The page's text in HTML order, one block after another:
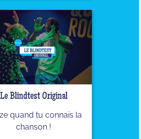
Le Blindtest Original
quand tu connais la
chanson !